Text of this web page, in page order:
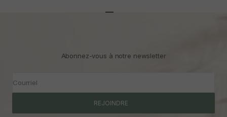
Abonnez-vous à notre newsletter
Courriel
REJOINDRE